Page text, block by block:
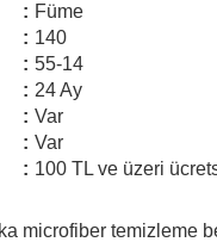
: Füme
: 140
: 55-14
: 24 Ay
: Var
: Var
: 100 TL ve üzeri
microfiber